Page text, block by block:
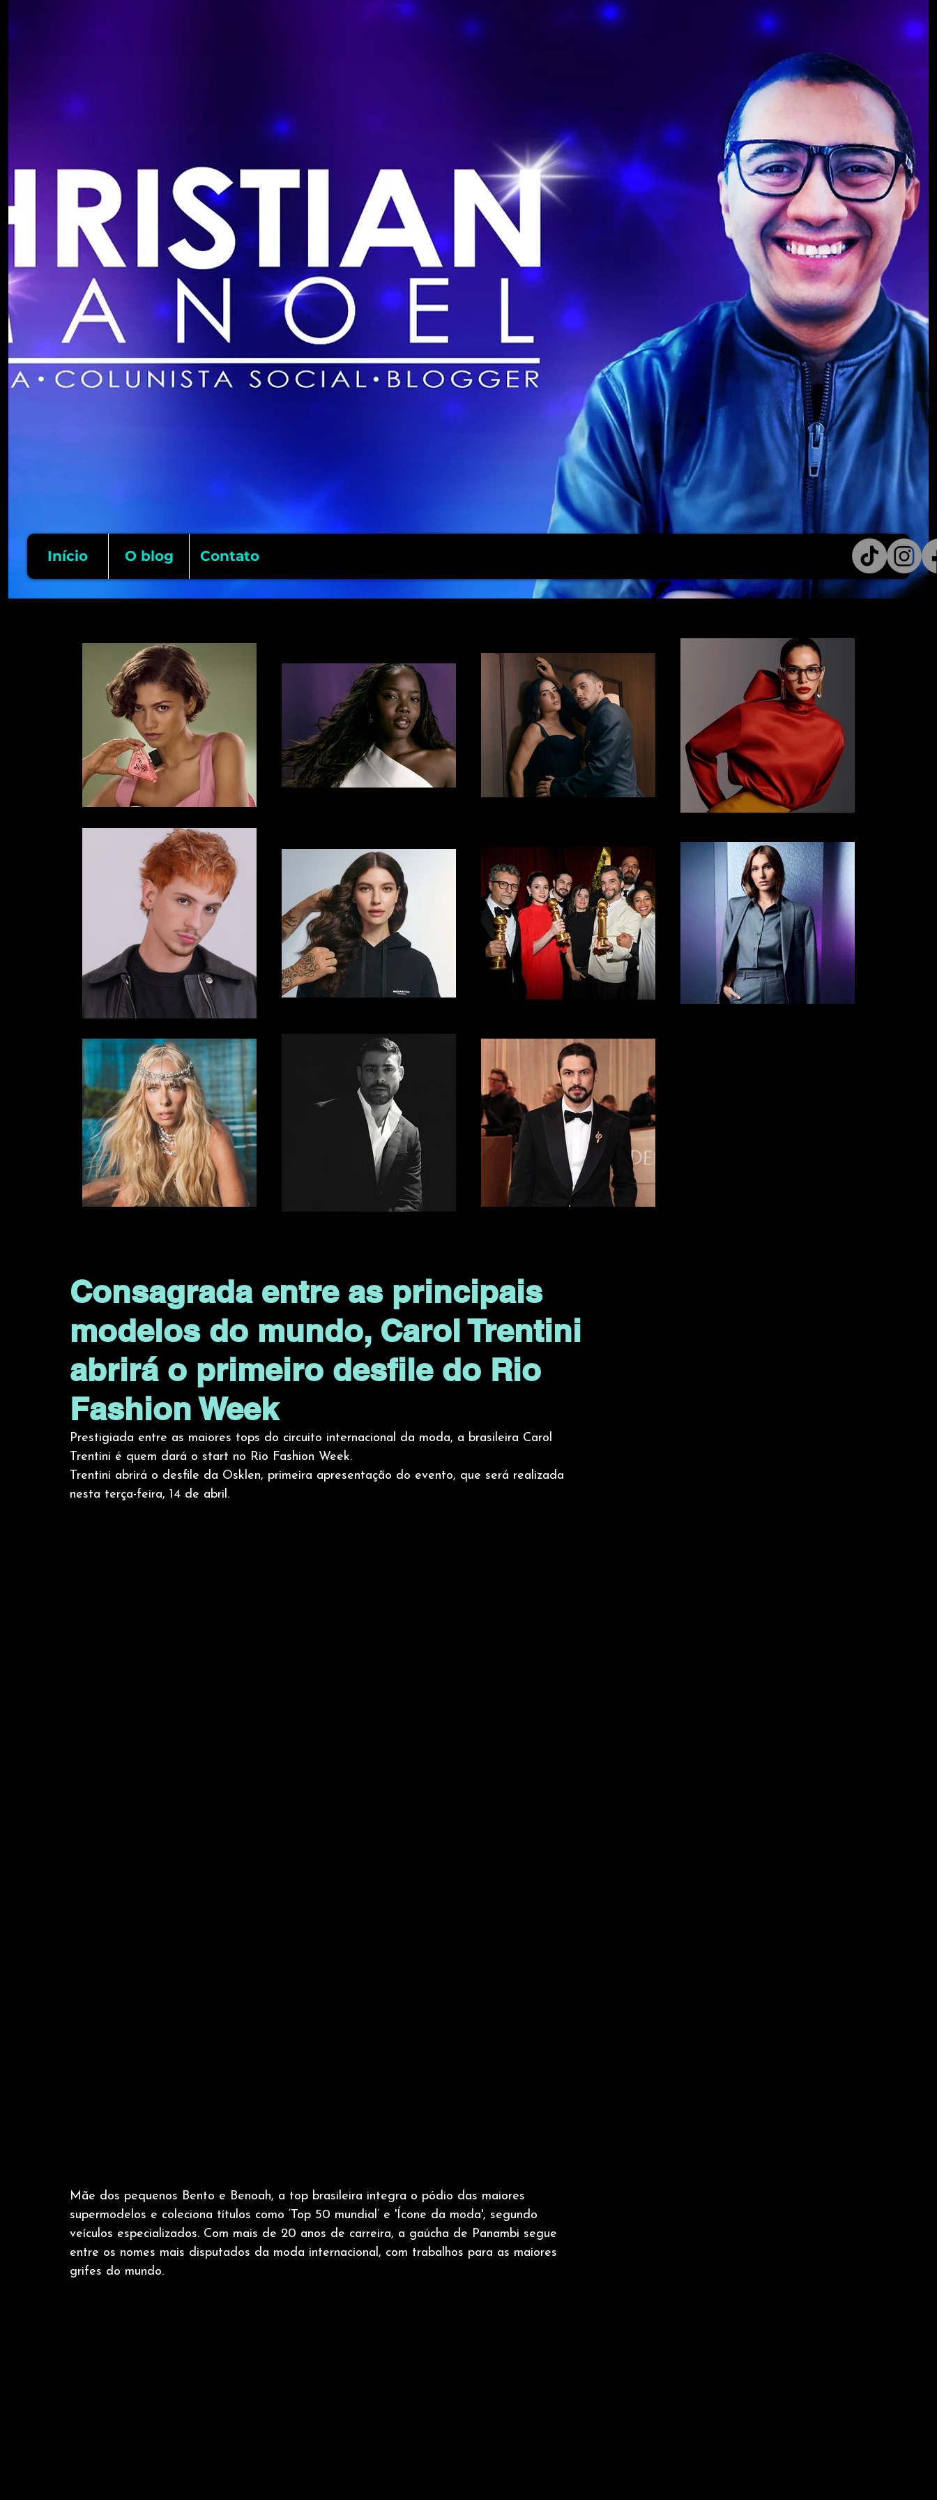
Início O blog Contato
Consagrada entre as principais
modelos do mundo, Carol Trentini
abrirá o primeiro desfile do Rio
Fashion Week
Prestigiada entre as maiores tops do circuito internacional da moda, a brasileira Carol
Trentini é quem dará o start no Rio Fashion Week.
Trentini abrirá o desfile da Osklen, primeira apresentação do evento, que será realizada
nesta terça-feira, 14 de abril.
Mãe dos pequenos Bento e Benoah, a top brasileira integra o pódio das maiores
supermodelos e coleciona títulos como ‘Top 50 mundial’ e 'Ícone da moda', segundo
veículos especializados. Com mais de 20 anos de carreira, a gaúcha de Panambi segue
entre os nomes mais disputados da moda internacional, com trabalhos para as maiores
grifes do mundo.